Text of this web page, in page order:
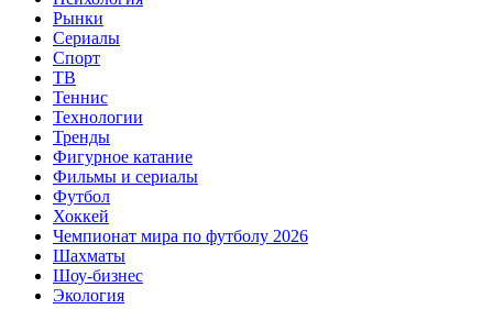
Рынки
Сериалы
Спорт
ТВ
Теннис
Технологии
Тренды
Фигурное катание
Фильмы и сериалы
Футбол
Хоккей
Чемпионат мира по футболу 2026
Шахматы
Шоу-бизнес
Экология